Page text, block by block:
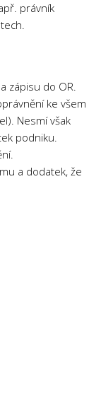
právník
zápisu do OR.
ke všem
Nesmí však
podniku.
a dodatek, že